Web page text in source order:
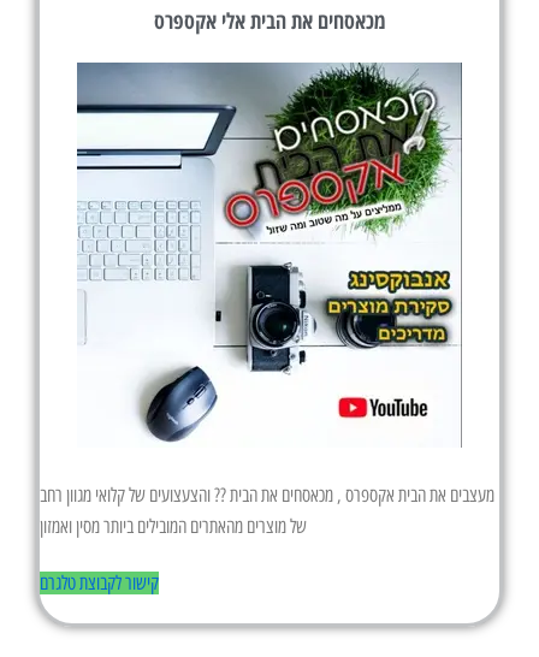
מכאסחים את הבית אלי אקספרס
מעצבים את הבית אקספרס , מכאסחים את הבית ?? והצעצועים של קלואי מגוון רחב
של מוצרים מהאתרים המובילים ביותר מסין ואמזון
קישור לקבוצת טלגרם